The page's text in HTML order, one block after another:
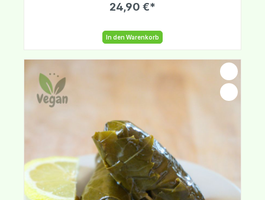
24,90 €*
In den Warenkorb